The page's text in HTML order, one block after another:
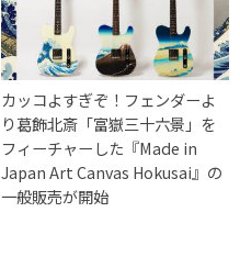
カッコよすぎぞ！フェンダーよ
り葛飾北斎「富嶽三十六景」を
フィーチャーした『Made in
Japan Art Canvas Hokusai』の
一般販売が開始